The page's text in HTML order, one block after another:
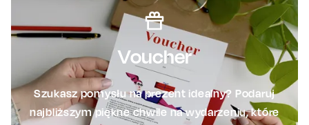
Voucher
Szukasz pomysłu na prezent idealny? Podaruj
najbliższym piękne chwile na wydarzeniu, które